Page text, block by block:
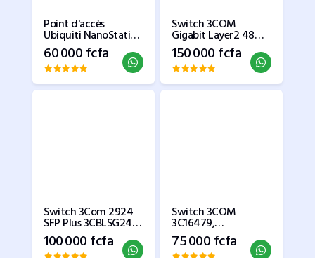
Point d'accès
Ubiquiti NanoStation
M5 AirMax
60 000 fcfa
Switch 3COM
Gigabit Layer2 48
ports 2952-SFP Plus
150 000 fcfa
Switch 3Com 2924
SFP Plus 3CBLSG24
24 ports Gigabit
Ethernet + 4 Gigabit
100 000 fcfa
Switch 3COM
3C16479,
Commutateur
Ethernet 24 ports
75 000 fcfa